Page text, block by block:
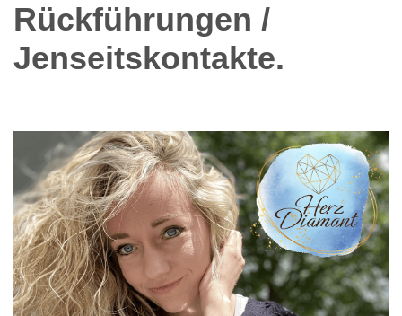
Rückführungen /
Jenseitskontakte.